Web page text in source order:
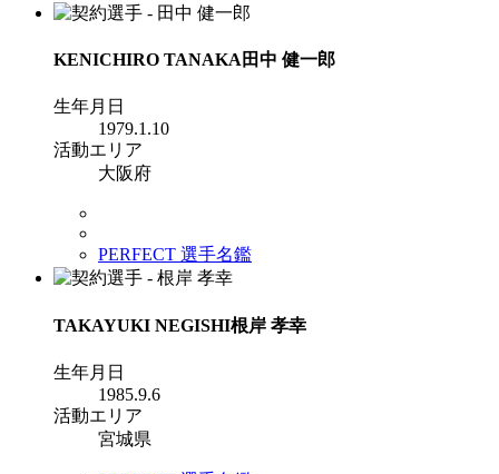
KENICHIRO TANAKA 田中 健一郎
生年月日
1979.1.10
活動エリア
大阪府
PERFECT 選手名鑑
TAKAYUKI NEGISHI根岸 孝幸
生年月日
1985.9.6
活動エリア
宮城県